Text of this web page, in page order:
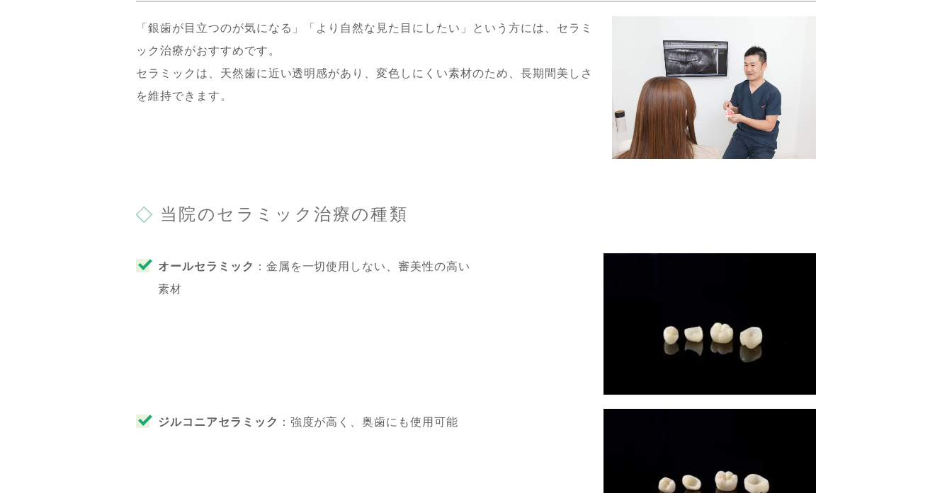
「銀歯が目立つのが気になる」「より自然な見た目にしたい」という方には、セラミ
ック治療がおすすめです。
セラミックは、天然歯に近い透明感があり、変色しにくい素材のため、長期間美しさ
を維持できます。
当院のセラミック治療の種類
オールセラミック ：金属を一切使用しない、審美性の高い
素材
ジルコニアセラミック ：強度が高く、奥歯にも使用可能